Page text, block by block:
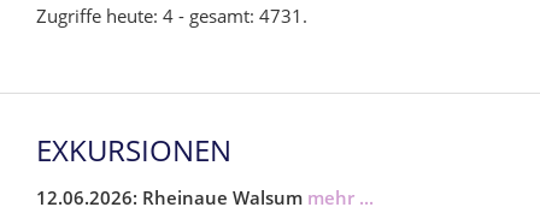
Zugriffe heute: 4 - gesamt: 4731.
EXKURSIONEN
12.06.2026: Rheinaue Walsum mehr ...